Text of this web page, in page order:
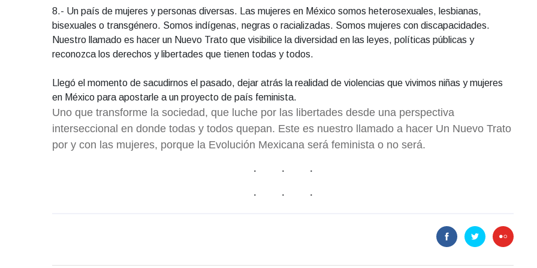
8.- Un país de mujeres y personas diversas. Las mujeres en México somos heterosexuales, lesbianas,
bisexuales o transgénero. Somos indígenas, negras o racializadas. Somos mujeres con discapacidades.
Nuestro llamado es hacer un Nuevo Trato que visibilice la diversidad en las leyes, políticas públicas y
reconozca los derechos y libertades que tienen todas y todos.
Llegó el momento de sacudirnos el pasado, dejar atrás la realidad de violencias que vivimos niñas y mujeres
en México para apostarle a un proyecto de país feminista.
Uno que transforme la sociedad, que luche por las libertades desde una perspectiva
interseccional en donde todas y todos quepan. Este es nuestro llamado a hacer Un Nuevo Trato
por y con las mujeres, porque la Evolución Mexicana será feminista o no será.